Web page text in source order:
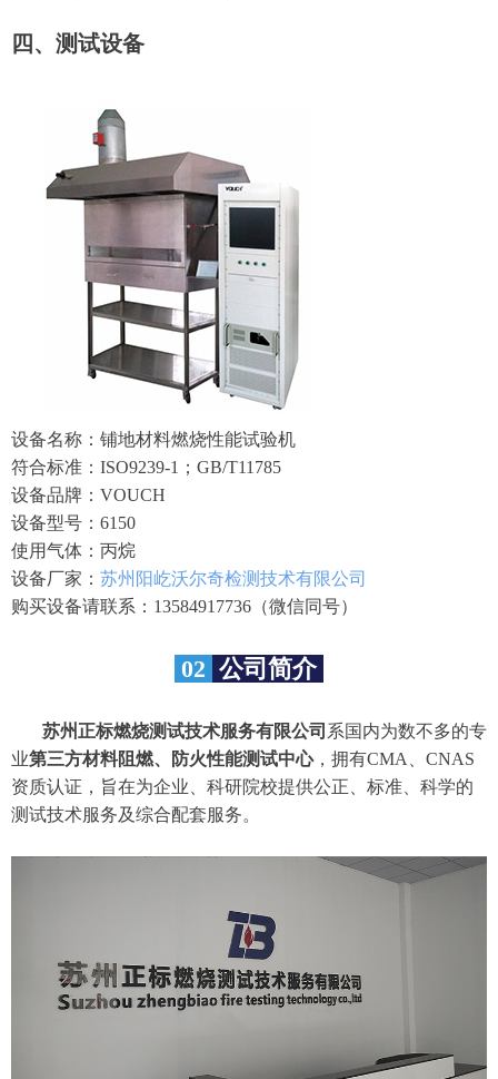
四、测试设备
设备名称：铺地材料燃烧性能试验机
符合标准：ISO9239-1；GB/T11785
设备品牌：VOUCH
设备型号：6150
使用气体：丙烷
设备厂家： 苏州阳屹沃尔奇检测技术有限公司
购买设备请联系：13584917736（微信同号）
02 公司简介
苏州正标燃烧测试技术服务有限公司 系国内为数不多的专
业第三方材料阻燃、防火性能测试中心，拥有CMA、CNAS
资质认证，旨在为企业、科研院校提供公正、标准、科学的
测试技术服务及综合配套服务。